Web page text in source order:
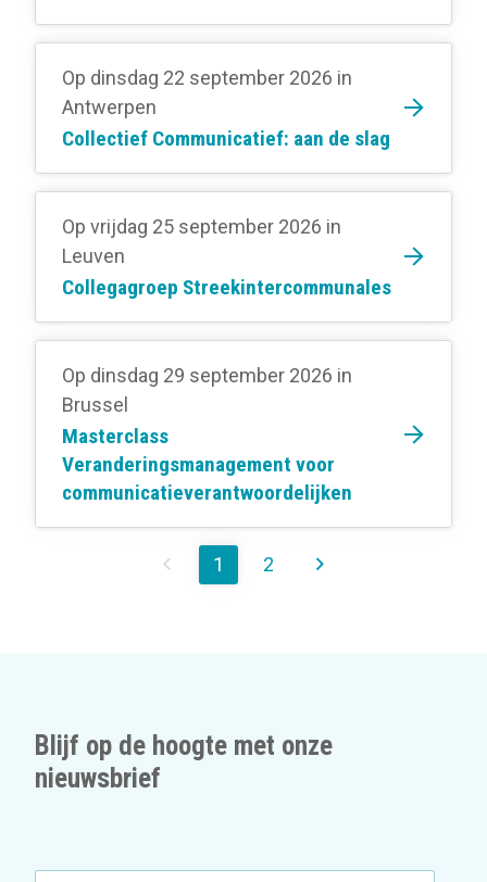
Op dinsdag 22 september 2026 in
Antwerpen
Collectief Communicatief: aan de slag
Op vrijdag 25 september 2026 in
Leuven
Collegagroep Streekintercommunales
Op dinsdag 29 september 2026 in
Brussel
Masterclass
Veranderingsmanagement voor
communicatieverantwoordelijken
1 2
Blijf op de hoogte met onze
nieuwsbrief